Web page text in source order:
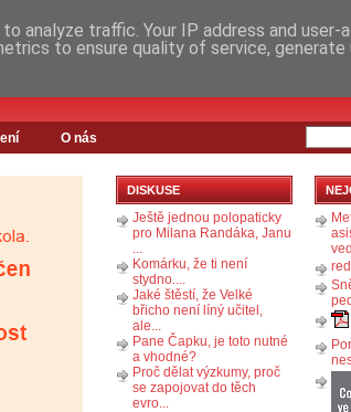
O nás
DISKUSE
Ještě jednou polopaticky
pro Milana Randáka, Janu
...
Komárku, že ti není
stydno....
Jaké štěstí, že Velké
břicho není líný učitel,
ale...
Pane Čapku, je toto nutné
a vhodné?
Proč dělat výzkumy, proč
se zapojovat do těch
evro...
analyze traffic. Your IP address and user-
to ensure quality of service, generate